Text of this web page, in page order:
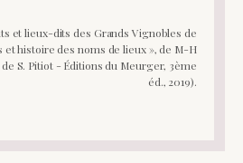
et lieux-dits des Grands Vignobles de
et histoire des noms de lieux », de M-H
S. Pitiot - Éditions du Meurger, 3ème
éd., 2019).